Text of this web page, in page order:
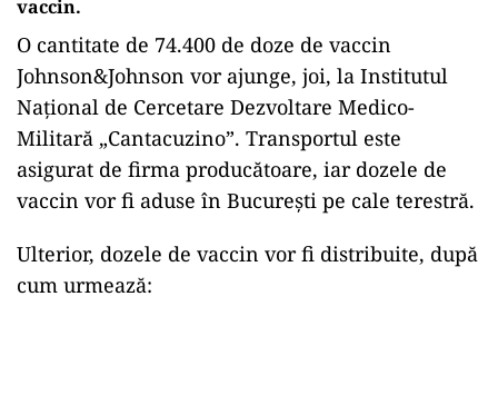
vaccin.
O cantitate de 74.400 de doze de vaccin
Johnson&Johnson vor ajunge, joi, la Institutul
Național de Cercetare Dezvoltare Medico-
Militară „Cantacuzino”. Transportul este
asigurat de firma producătoare, iar dozele de
vaccin vor fi aduse în București pe cale terestră.
Ulterior, dozele de vaccin vor fi distribuite, după
cum urmează: